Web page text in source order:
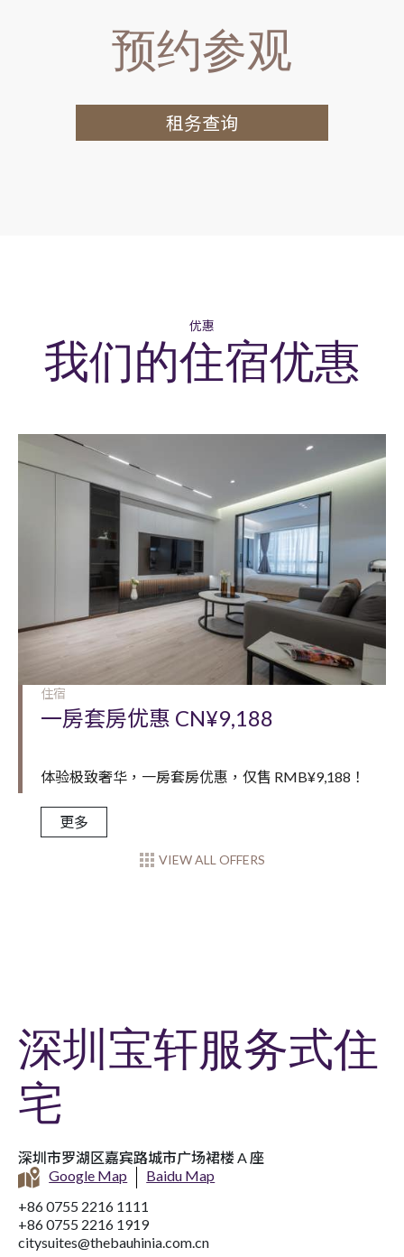
Range of crockery, glassware,
tableware and utensils
预约参观
租务查询
优惠
我们的住宿优惠
住宿
一房套房优惠 CN¥9,188
体验极致奢华，一房套房优惠，仅售 RMB¥9,188！
更多
VIEW ALL OFFERS
深圳宝轩服务式住
宅
深圳市罗湖区嘉宾路城市广场裙楼 A 座
Google Map
Baidu Map
+86 0755 2216 1111
+86 0755 2216 1919
citysuites@thebauhinia.com.cn